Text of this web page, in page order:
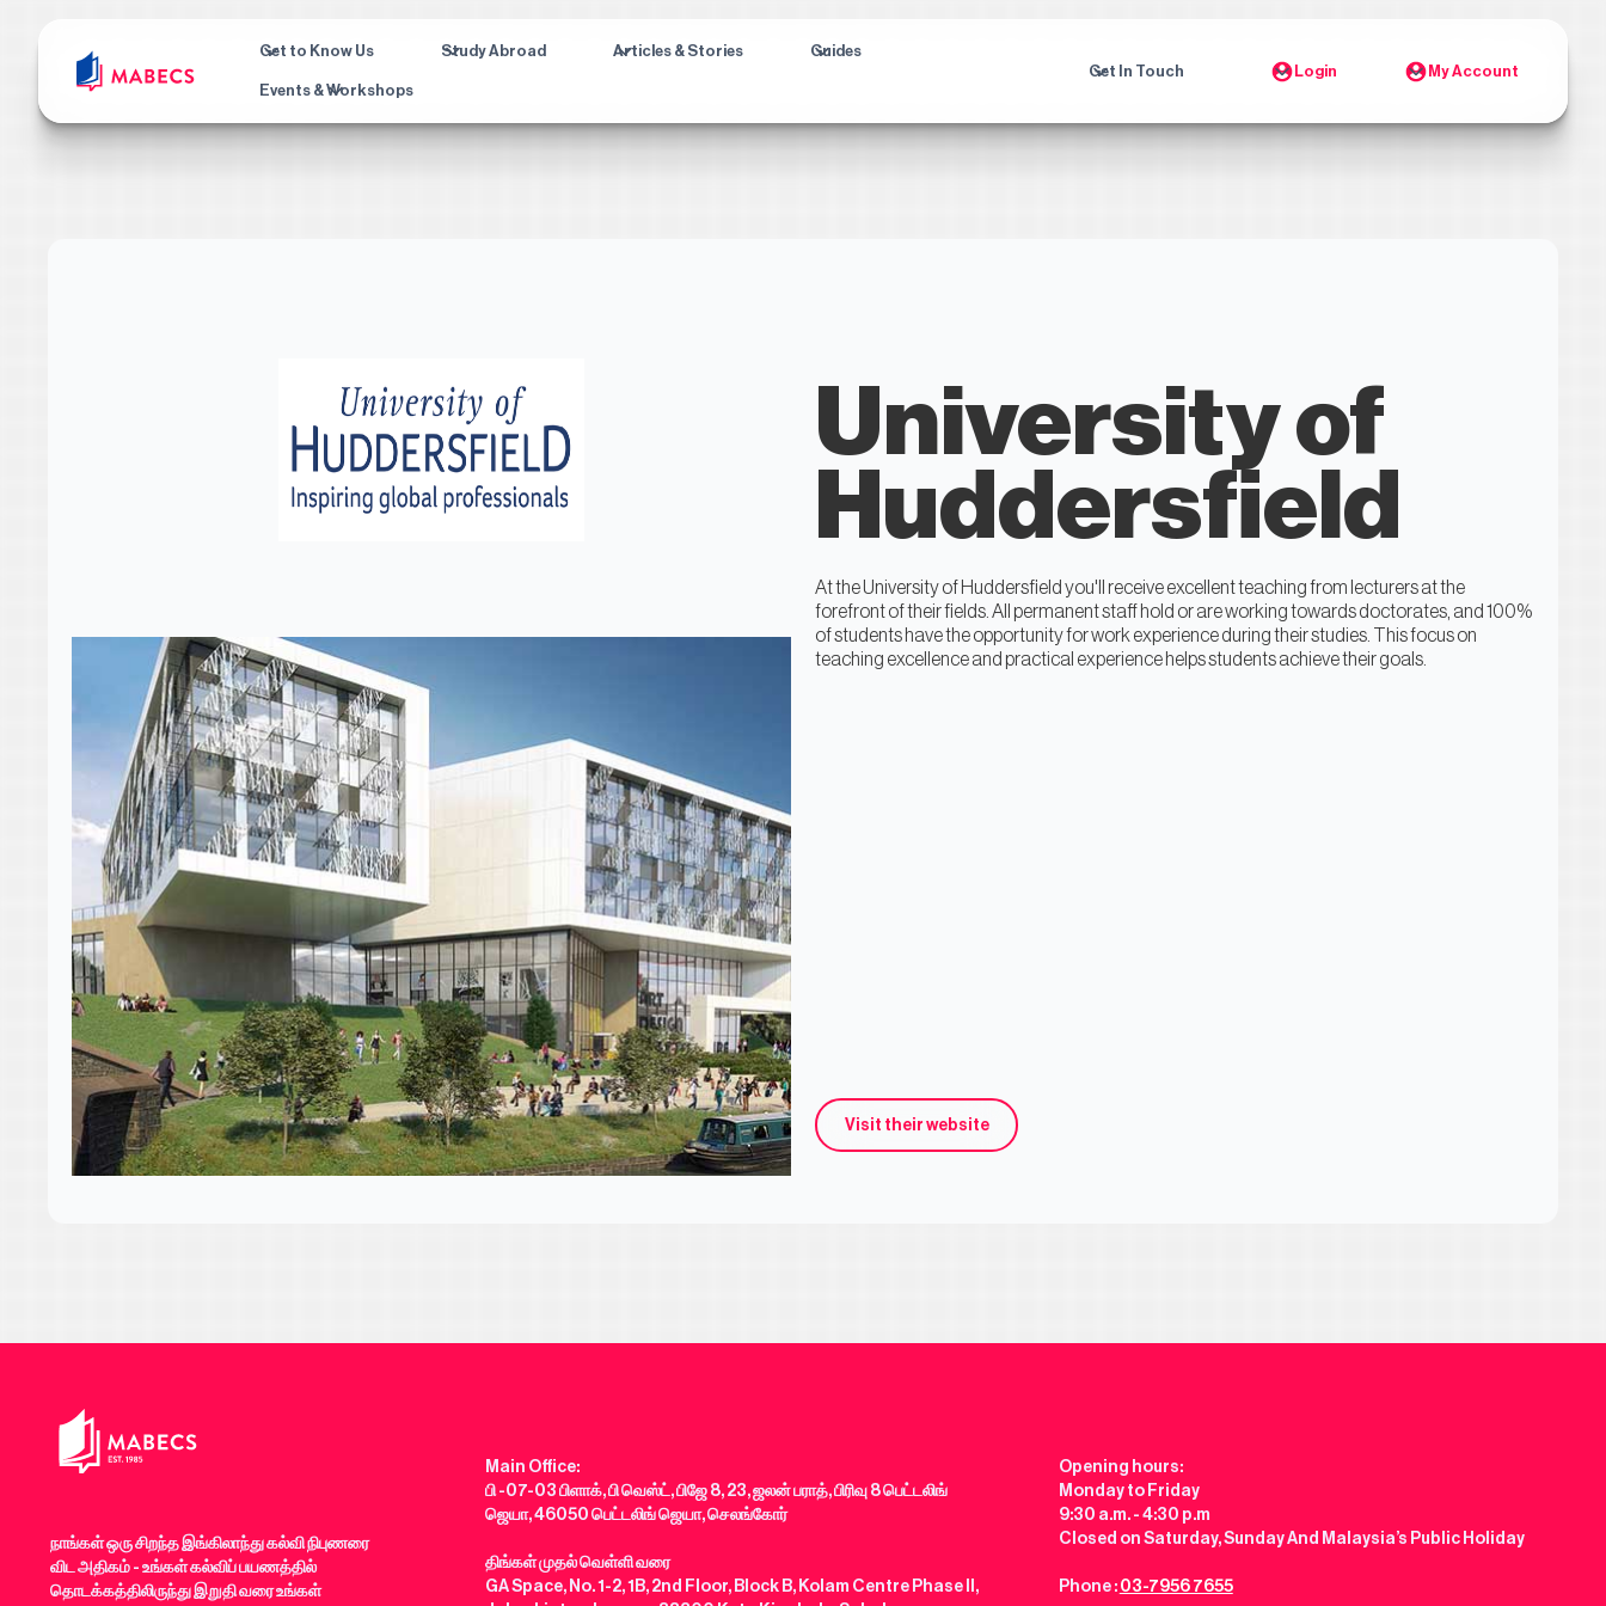
Get to Know Us Study Abroad Articles & Stories Guides
Events & Workshops
Get In Touch Login My Account
University of
Huddersfield
At the University of Huddersfield you'll receive excellent teaching from lecturers at the
forefront of their fields. All permanent staff hold or are working towards doctorates, and 100%
of students have the opportunity for work experience during their studies. This focus on
teaching excellence and practical experience helps students achieve their goals.
Visit their website
நாங்கள் ஒரு சிறந்த இங்கிலாந்து கல்வி நிபுணரை
விட அதிகம் - உங்கள் கல்விப் பயணத்தில்
தொடக்கத்திலிருந்து இறுதி வரை உங்கள்
Main Office:
பி -07-03 பிளாக், பி வெஸ்ட், பிஜே 8, 23, ஜலன் பராத், பிரிவு 8 பெட்டலிங்
ஜெயா, 46050 பெட்டலிங் ஜெயா, செலங்கோர்
திங்கள் முதல் வெள்ளி வரை
GA Space, No. 1-2, 1B, 2nd Floor, Block B, Kolam Centre Phase II,
Opening hours:
Monday to Friday
9:30 a.m. - 4:30 p.m
Closed on Saturday, Sunday And Malaysia’s Public Holiday
Phone : 03-7956 7655